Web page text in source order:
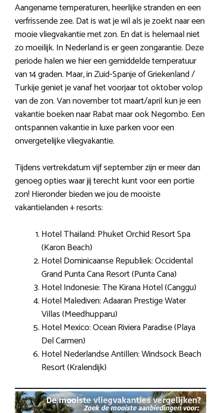
Aangename temperaturen, heerlijke stranden en een
verfrissende zee. Dat is wat je wil als je zoekt naar een
mooie vliegvakantie met zon. En dat is helemaal niet
zo moeilijk. In Nederland is er geen zongarantie. Deze
periode halen we hier een gemiddelde temperatuur
van 14 graden. Maar, in Zuid-Spanje of Griekenland /
Turkije geniet je vanaf het voorjaar tot oktober volop
van de zon. Van november tot maart/april kun je een
vakantie boeken naar Rabat maar ook Negombo. Een
ontspannen vakantie in luxe parken voor een
onvergetelijke vliegvakantie.
Tijdens vertrekdatum vijf september zijn er meer dan
genoeg opties waar jij terecht kunt voor een portie
zon! Hieronder bieden we jou de mooiste
vakantielanden + resorts:
Hotel Thailand: Phuket Orchid Resort Spa
(Karon Beach)
Hotel Dominicaanse Republiek: Occidental
Grand Punta Cana Resort (Punta Cana)
Hotel Indonesie: The Kirana Hotel (Canggu)
Hotel Malediven: Adaaran Prestige Water
Villas (Meedhupparu)
Hotel Mexico: Ocean Riviera Paradise (Playa
Del Carmen)
Hotel Nederlandse Antillen: Windsock Beach
Resort (Kralendijk)